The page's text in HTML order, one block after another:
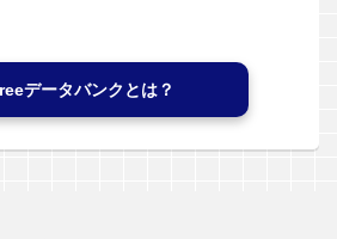
データバンクとは？